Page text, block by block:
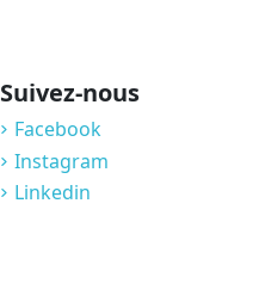
Suivez-nous
Facebook
Instagram
Linkedin